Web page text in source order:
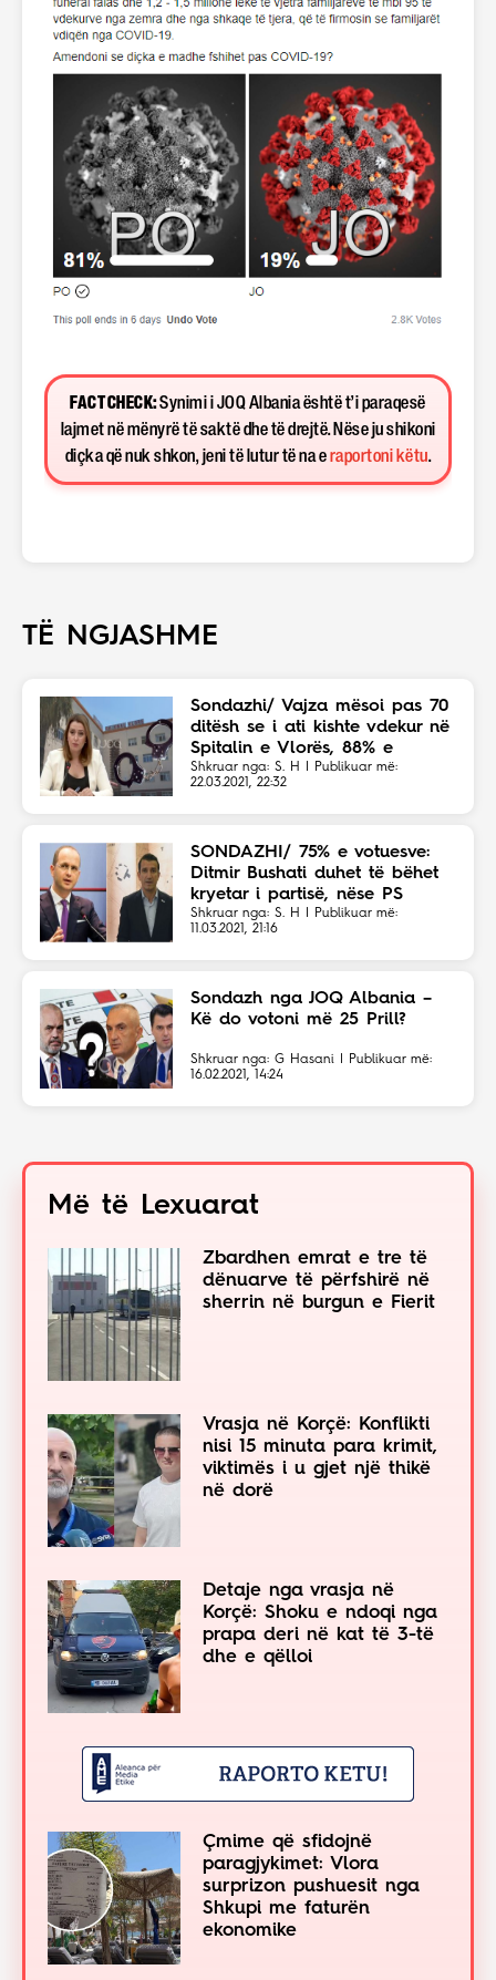
FACT CHECK:Synimi i JOQ Albania është t’i paraqesë
lajmet në mënyrë të saktë dhe të drejtë. Nëse ju shikoni
diçka që nuk shkon, jeni të lutur të na e raportoni këtu.
TË NGJASHME
Sondazhi/ Vajza mësoi pas 70
ditësh se i ati kishte vdekur në
Spitalin e Vlorës, 88% e
votuesve: Të arrestohet
Manastirliu!
Shkruar nga: S. H | Publikuar më:
22.03.2021, 22:32
SONDAZHI/ 75% e votuesve:
Ditmir Bushati duhet të bëhet
kryetar i partisë, nëse PS
humb zgjedhjet
Shkruar nga: S. H | Publikuar më:
11.03.2021, 21:16
Sondazh nga JOQ Albania –
Kë do votoni më 25 Prill?
Shkruar nga: G Hasani | Publikuar më:
16.02.2021, 14:24
Më të Lexuarat
Zbardhen emrat e tre të
dënuarve të përfshirë në
sherrin në burgun e Fierit
Vrasja në Korçë: Konflikti
nisi 15 minuta para krimit,
viktimës i u gjet një thikë
në dorë
Detaje nga vrasja në
Korçë: Shoku e ndoqi nga
prapa deri në kat të 3-të
dhe e qëlloi
Çmime që sfidojnë
paragjykimet: Vlora
surprizon pushuesit nga
Shkupi me faturën
ekonomike